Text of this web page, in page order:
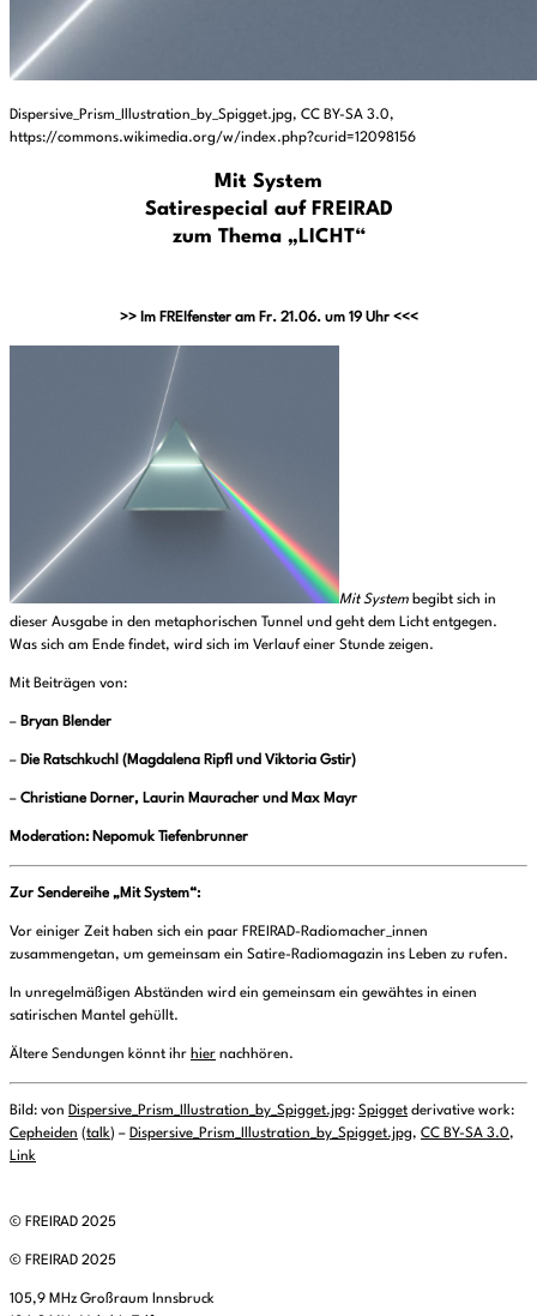
Dispersive_Prism_Illustration_by_Spigget.jpg, CC BY-SA 3.0,
https://commons.wikimedia.org/w/index.php?curid=12098156
Mit System
Satirespecial auf FREIRAD
zum Thema „LICHT“
>> Im FREIfenster am Fr. 21.06. um 19 Uhr <<<
Mit System begibt sich in
dieser Ausgabe in den metaphorischen Tunnel und geht dem Licht entgegen.
Was sich am Ende findet, wird sich im Verlauf einer Stunde zeigen.
Mit Beiträgen von:
– Bryan Blender
– Die Ratschkuchl (Magdalena Ripfl und Viktoria Gstir)
– Christiane Dorner, Laurin Mauracher und Max Mayr
Moderation: Nepomuk Tiefenbrunner
Zur Sendereihe „Mit System“:
Vor einiger Zeit haben sich ein paar FREIRAD-Radiomacher_innen
zusammengetan, um gemeinsam ein Satire-Radiomagazin ins Leben zu rufen.
In unregelmäßigen Abständen wird ein gemeinsam ein gewähtes in einen
satirischen Mantel gehüllt.
Ältere Sendungen könnt ihr hier nachhören.
Bild: von Dispersive_Prism_Illustration_by_Spigget.jpg: Spigget derivative work:
Cepheiden (talk) – Dispersive_Prism_Illustration_by_Spigget.jpg, CC BY-SA 3.0,
Link
© FREIRAD 2025
© FREIRAD 2025
105,9 MHz Großraum Innsbruck